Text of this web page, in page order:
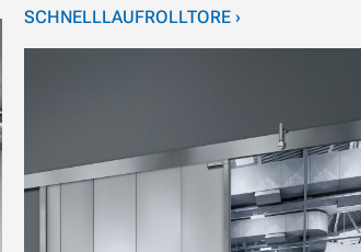
SCHNELLLAUFROLLTORE ›